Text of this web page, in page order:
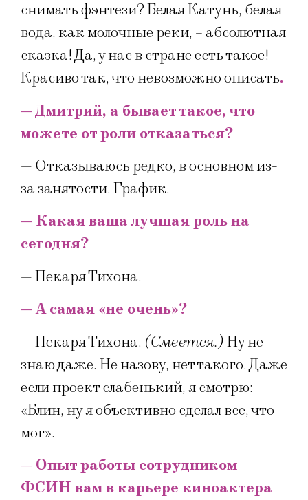
снимать фэнтези? Белая Катунь, белая
вода, как молочные реки, – абсолютная
сказка! Да, у нас в стране есть такое!
Красиво так, что невозможно описать.
— Дмитрий, а бывает такое, что
можете от роли отказаться?
— Отказываюсь редко, в основном из-
за занятости. График.
— Какая ваша лучшая роль на
сегодня?
— Пекаря Тихона.
— А самая «не очень»?
— Пекаря Тихона. (Смеется.)Ну не
знаю даже. Не назову, нет такого. Даже
если проект слабенький, я смотрю:
«Блин, ну я объективно сделал все, что
мог».
— Опыт работы сотрудником
ФСИН вам в карьере киноактера